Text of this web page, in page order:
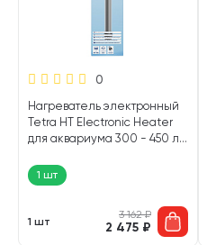
0
Нагреватель электронный
Tetra HT Electronic Heater
для аквариума 300 - 450 л.
1 шт
1 шт
3 162₽
2 475 ₽